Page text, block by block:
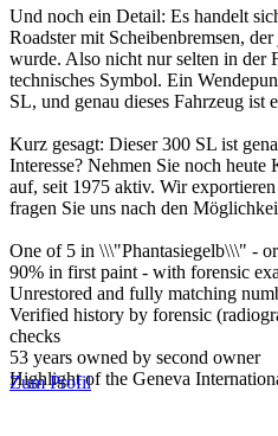
Und noch ein Detail: Es handelt
Roadster mit Scheibenbremsen,
wurde. Also nicht nur selten in der
technisches Symbol. Ein
SL, und genau dieses Fahrzeug ist
Kurz gesagt: Dieser 300 SL ist
Interesse? Nehmen Sie noch
auf, seit 1975 aktiv. Wir
fragen Sie uns nach den
One of 5 in \\\"Phantasiegelb\\\" -
90% in first paint - with forensic
Unrestored and fully matching
Verified history by forensic
checks
53 years owned by second owner
Highlight of the Geneva
Zum Profil